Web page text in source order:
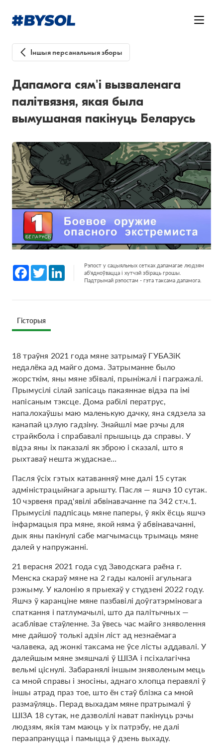
Іншыя персанальныя зборы
Дапамога сям'і вызваленага
палітвязня, якая была
вымушаная пакінуць Беларусь
Facebook
Twitter LinkedInРэпост у сацыяльных сетках дапамагае людзям
аб'ядноўвацца і хутчэй збіраць грошы.
Падтрымай рэпостам - гэта таксама дапамога.
Гісторыя
18 траўня 2021 года мяне затрымаў ГУБАЗіК
недалёка ад майго дома. Затрыманне было
жорсткім, яны мяне збівалі, прыніжалі і пагражалі.
Прымусілі сілай запісаць пакаяннае відэа па імі
напісаным тэксце. Дома рабілі ператрус,
напалохаўшы маю маленькую дачку, яна сядзела за
канапай цэлую гадзіну. Знайшлі мае рэчы для
страйкбола і спрабавалі прышыць да справы. У
відэа яны іх паказалі як зброю і сказалі, што я
рыхтаваў нешта жудаснае…
Пасля ўсіх гэтых катаванняў мне далі 15 сутак
адміністрацыйнага арышту. Пасля — яшчэ 10 сутак.
10 чэрвеня прад'явілі абвінавачанне па 342 ст.ч.1.
Прымусілі падпісаць мяне паперы, ў якіх ёсць яшчэ
інфармацыя пра мяне, якой няма ў абвінавачанні,
дык яны пакінулі сабе магчымасць трымаць мяне
далей у напружанні.
21 верасня 2021 года суд Заводскага раёна г.
Менска скараў мяне на 2 гады калоніі агульнага
рэжыму. У калонію я прыехаў у студзені 2022 году.
Яшчэ ў каранціне мяне пазбавілі доўгатэрміновага
спаткання і патлумачылі, што да палітычных —
асаблівае стаўленне. За ўвесь час майго зняволення
мне дайшоў толькі адзін ліст ад незнаёмага
чалавека, ад жонкі таксама не ўсе лісты аддавалі. У
далейшым мяне змяшчалі ў ШІЗА і псіхалагічна
вельмі ціснулі. Забаранялі іншым зняволеным мець
са мной справы і зносіны, аднаго хлопца перавялі ў
іншы атрад праз тое, што ён стаў блізка са мной
размаўляць. Перад выхадам мяне пратрымалі ў
ШІЗА 18 сутак, не дазволілі нават пакінуць рэчы
людзям, якія там маюць у іх патрэбу, не далі
пераапрануцца і памыцца ў дзень выхаду.